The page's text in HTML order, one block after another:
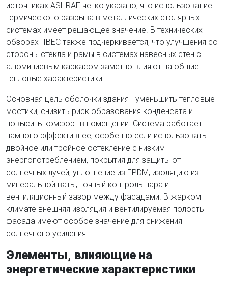
источниках ASHRAE четко указано, что использование
термического разрыва в металлических столярных
системах имеет решающее значение. В технических
обзорах IIBEC также подчеркивается, что улучшения со
стороны стекла и рамы в системах навесных стен с
алюминиевым каркасом заметно влияют на общие
тепловые характеристики.
Основная цель оболочки здания - уменьшить тепловые
мостики, снизить риск образования конденсата и
повысить комфорт в помещении. Система работает
намного эффективнее, особенно если использовать
двойное или тройное остекление с низким
энергопотреблением, покрытия для защиты от
солнечных лучей, уплотнение из EPDM, изоляцию из
минеральной ваты, точный контроль пара и
вентиляционный зазор между фасадами. В жарком
климате внешняя изоляция и вентилируемая полость
фасада имеют особое значение для снижения
солнечного усиления.
Элементы, влияющие на
энергетические характеристики